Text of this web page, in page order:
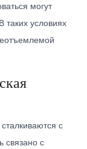
могут
таких условиях
с
связано с